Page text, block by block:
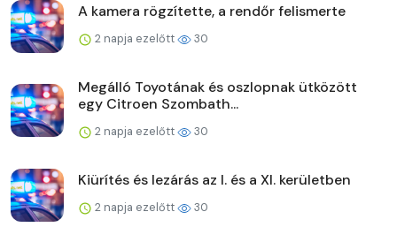
A kamera rögzítette, a rendőr felismerte
2 napja ezelőtt 30
Megálló Toyotának és oszlopnak ütközött
egy Citroen Szombath...
2 napja ezelőtt 30
Kiürítés és lezárás az I. és a XI. kerületben
2 napja ezelőtt 30